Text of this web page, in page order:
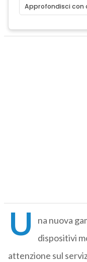
Approfondisci con
U
na nuova
dispositivi
attenzione sul